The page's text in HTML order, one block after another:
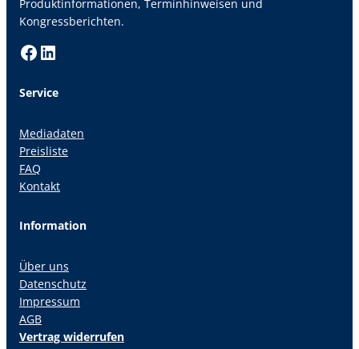
Produktinformationen, Terminhinweisen und
Kongressberichten.
Facebook LinkedIn
Service
Mediadaten
Preisliste
FAQ
Kontakt
Information
Über uns
Datenschutz
Impressum
AGB
Vertrag widerrufen